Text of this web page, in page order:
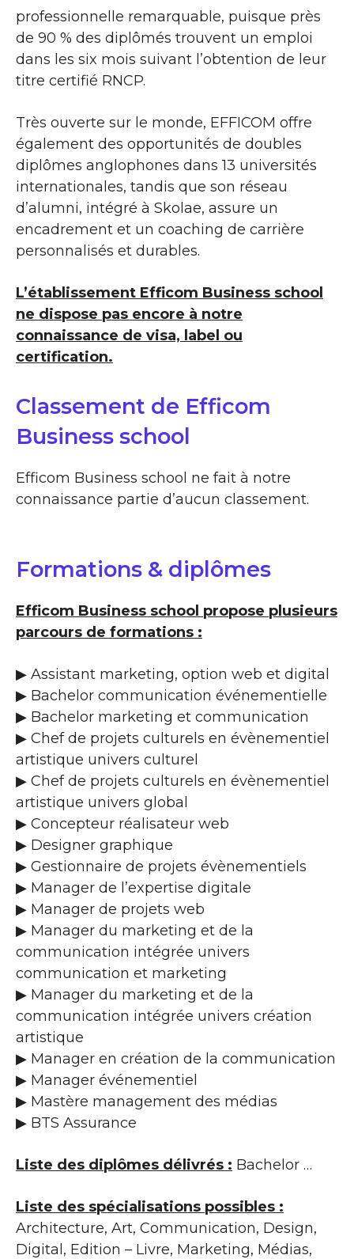
professionnelle remarquable, puisque près
de 90 % des diplômés trouvent un emploi
dans les six mois suivant l’obtention de leur
titre certifié RNCP.
Très ouverte sur le monde, EFFICOM offre
également des opportunités de doubles
diplômes anglophones dans 13 universités
internationales, tandis que son réseau
d’alumni, intégré à Skolae, assure un
encadrement et un coaching de carrière
personnalisés et durables.
L’établissement Efficom Business school
ne dispose pas encore à notre
connaissance de visa, label ou
certification.
Classement de Efficom
Business school
Efficom Business school ne fait à notre
connaissance partie d’aucun classement.
Formations & diplômes
Efficom Business school propose plusieurs
parcours de formations :
▶ Assistant marketing, option web et digital
▶ Bachelor communication événementielle
▶ Bachelor marketing et communication
▶ Chef de projets culturels en évènementiel
artistique univers culturel
▶ Chef de projets culturels en évènementiel
artistique univers global
▶ Concepteur réalisateur web
▶ Designer graphique
▶ Gestionnaire de projets évènementiels
▶ Manager de l’expertise digitale
▶ Manager de projets web
▶ Manager du marketing et de la
communication intégrée univers
communication et marketing
▶ Manager du marketing et de la
communication intégrée univers création
artistique
▶ Manager en création de la communication
▶ Manager événementiel
▶ Mastère management des médias
▶ BTS Assurance
Liste des diplômes délivrés : Bachelor …
Liste des spécialisations possibles :
Architecture, Art, Communication, Design,
Digital, Edition – Livre, Marketing, Médias,